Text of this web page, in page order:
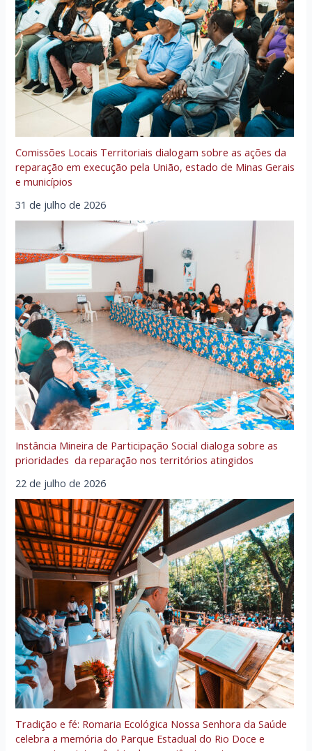
Comissões Locais Territoriais dialogam sobre as ações da
reparação em execução pela União, estado de Minas Gerais
e municípios
31 de julho de 2026
Instância Mineira de Participação Social dialoga sobre as
prioridades da reparação nos territórios atingidos
22 de julho de 2026
Tradição e fé: Romaria Ecológica Nossa Senhora da Saúde
celebra a memória do Parque Estadual do Rio Doce e